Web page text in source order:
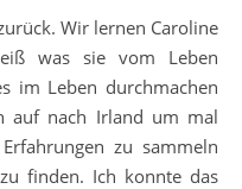
Wir lernen Caroline
was sie vom Leben
im Leben durchmachen
auf nach Irland um mal
zu sammeln
finden. Ich konnte das